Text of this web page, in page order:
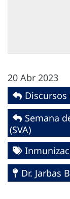
20 Abr 2023
Semana
(SVA)
Dr. Jarbas